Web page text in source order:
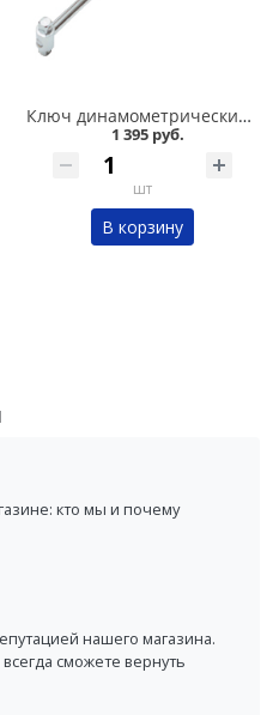
Ключ динамометрический шкальный 1/2 Сервис ключ в Омске
1 395 руб.
шт
В корзину
кто мы и почему
нашего магазина.
сможете вернуть